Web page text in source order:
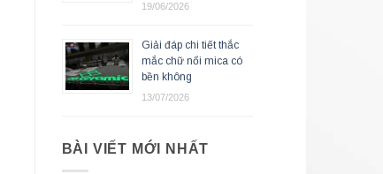
19/06/2026
Giải đáp chi tiết thắc
mắc chữ nổi mica có
bền không
13/07/2026
BÀI VIẾT MỚI NHẤT